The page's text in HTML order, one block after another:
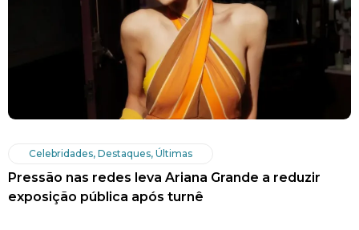
Celebridades, Destaques, Últimas
Pressão nas redes leva Ariana Grande a reduzir
exposição pública após turnê